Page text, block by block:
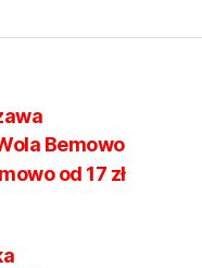
Bemowo
od 17 zł